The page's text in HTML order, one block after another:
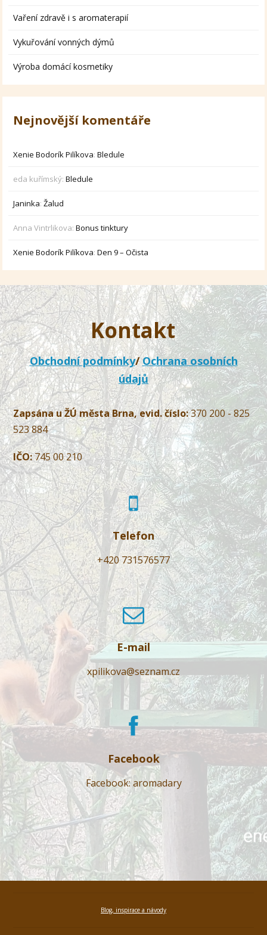
Vaření zdravě i s aromaterapií
Vykuřování vonných dýmů
Výroba domácí kosmetiky
Nejnovější komentáře
Xenie Bodorík Pilíkova:Bledule
eda kuřímský:Bledule
Janinka:Žalud
Anna Vintrlikova:Bonus tinktury
Xenie Bodorík Pilíkova:Den 9 – Očista
Kontakt
Obchodní podmínky/Ochrana osobních
údajů
Zapsána u ŽÚ města Brna, evid. číslo:370 200 - 825
523 884
IČO:745 00 210
Telefon
+420 731576577
E-mail
xpilikova@seznam.cz
Facebook
Facebook: aromadary
Blog, inspirace a návody